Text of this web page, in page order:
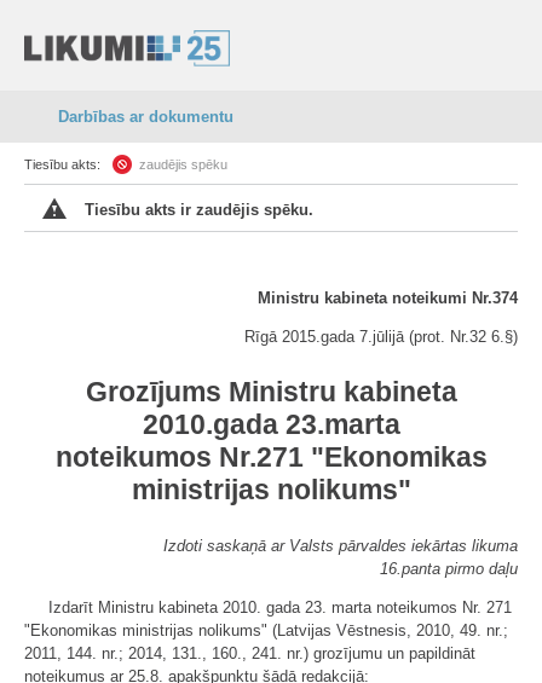
Darbības ar dokumentu
Tiesību akts: zaudējis spēku
Tiesību akts ir zaudējis spēku.
Ministru kabineta noteikumi Nr.374
Rīgā 2015.gada 7.jūlijā (prot. Nr.32 6.§)
Grozījums Ministru kabineta
2010.gada 23.marta
noteikumos Nr.271 "Ekonomikas
ministrijas nolikums"
Izdoti saskaņā ar Valsts pārvaldes iekārtas likuma
16.panta pirmo daļu
Izdarīt Ministru kabineta 2010. gada 23. marta noteikumos Nr. 271
"Ekonomikas ministrijas nolikums" (Latvijas Vēstnesis, 2010, 49. nr.;
2011, 144. nr.; 2014, 131., 160., 241. nr.) grozījumu un papildināt
noteikumus ar 25.8. apakšpunktu šādā redakcijā: